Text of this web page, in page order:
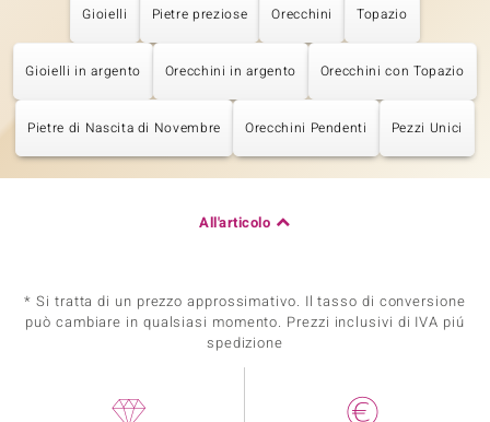
Gioielli Pietre preziose Orecchini Topazio
Gioielli in argento Orecchini in argento Orecchini con Topazio
Pietre di Nascita di Novembre Orecchini Pendenti Pezzi Unici
All'articolo
* Si tratta di un prezzo approssimativo. Il tasso di conversione
può cambiare in qualsiasi momento. Prezzi inclusivi di IVA piú
spedizione